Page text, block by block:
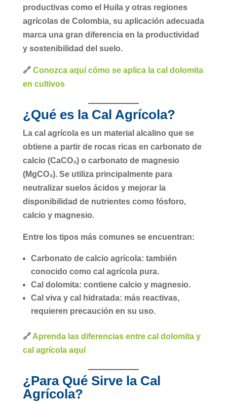
productivas como el Huila y otras regiones
agrícolas de Colombia, su aplicación adecuada
marca una gran diferencia en la productividad
y sostenibilidad del suelo.
🔗 Conozca aquí cómo se aplica la cal dolomita
en cultivos
¿Qué es la Cal Agrícola?
La cal agrícola es un material alcalino que se
obtiene a partir de rocas ricas en carbonato de
calcio (CaCO₃) o carbonato de magnesio
(MgCO₃). Se utiliza principalmente para
neutralizar suelos ácidosy mejorar la
disponibilidad de nutrientes como fósforo,
calcio y magnesio.
Entre los tipos más comunes se encuentran:
Carbonato de calcio agrícola: también
conocido como cal agrícola pura.
Cal dolomita: contiene calcio y magnesio.
Cal vivay cal hidratada: más reactivas,
requieren precaución en su uso.
🔗 Aprenda las diferencias entre cal dolomita y
cal agrícola aquí
¿Para Qué Sirve la Cal
Agrícola?